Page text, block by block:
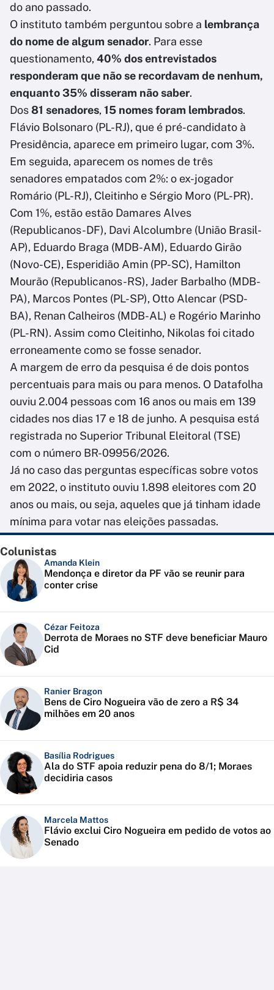
do ano passado.
O instituto também perguntou sobre a lembrança
do nome de algum senador. Para esse
questionamento, 40% dos entrevistados
responderam que não se recordavam de nenhum,
enquanto 35% disseram não saber.
Dos81 senadores, 15 nomes foram lembrados.
Flávio Bolsonaro (PL-RJ), que é pré-candidato à
Presidência, aparece em primeiro lugar, com 3%.
Em seguida, aparecem os nomes de três
senadores empatados com 2%: o ex-jogador
Romário (PL-RJ), Cleitinho e Sérgio Moro (PL-PR).
Com 1%, estão estão Damares Alves
(Republicanos-DF), Davi Alcolumbre (União Brasil-
AP), Eduardo Braga (MDB-AM), Eduardo Girão
(Novo-CE), Esperidião Amin (PP-SC), Hamilton
Mourão (Republicanos-RS), Jader Barbalho (MDB-
PA), Marcos Pontes (PL-SP), Otto Alencar (PSD-
BA), Renan Calheiros (MDB-AL) e Rogério Marinho
(PL-RN). Assim como Cleitinho, Nikolas foi citado
erroneamente como se fosse senador.
A margem de erro da pesquisa é de dois pontos
percentuais para mais ou para menos. O Datafolha
ouviu 2.004 pessoas com 16 anos ou mais em 139
cidades nos dias 17 e 18 de junho. A pesquisa está
registrada no Superior Tribunal Eleitoral (TSE)
com o número BR-09956/2026.
Já no caso das perguntas específicas sobre votos
em 2022, o instituto ouviu 1.898 eleitores com 20
anos ou mais, ou seja, aqueles que já tinham idade
mínima para votar nas eleições passadas.
Colunistas
Amanda Klein
Mendonça e diretor da PF vão se reunir para
conter crise
Cézar Feitoza
Derrota de Moraes no STF deve beneficiar Mauro
Cid
Ranier Bragon
Bens de Ciro Nogueira vão de zero a R$ 34
milhões em 20 anos
Basília Rodrigues
Ala do STF apoia reduzir pena do 8/1; Moraes
decidiria casos
Marcela Mattos
Flávio exclui Ciro Nogueira em pedido de votos ao
Senado